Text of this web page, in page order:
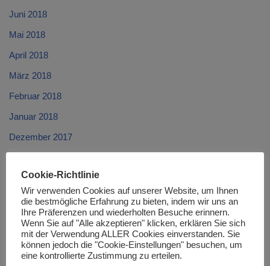
Juni 2018
Mai 2018
April 2018
März 2018
Februar 2018
Januar 2018
Dezember 2017
Oktober 2017
September 2017
August 2017
Juli 2017
Juni 2017
Cookie-Richtlinie
Wir verwenden Cookies auf unserer Website, um Ihnen
die bestmögliche Erfahrung zu bieten, indem wir uns an
Ihre Präferenzen und wiederholten Besuche erinnern.
Wenn Sie auf "Alle akzeptieren" klicken, erklären Sie sich
mit der Verwendung ALLER Cookies einverstanden. Sie
können jedoch die "Cookie-Einstellungen" besuchen, um
eine kontrollierte Zustimmung zu erteilen.